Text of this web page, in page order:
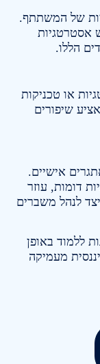
של המשתתף.
אסטרטגיות
הללו.
או טכניקות
שיפורים
אישיים.
דומות, עוזר
לנהל משברים
ללמוד באופן
מעמיקה